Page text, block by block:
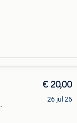
€ 20,00
26 jul 26